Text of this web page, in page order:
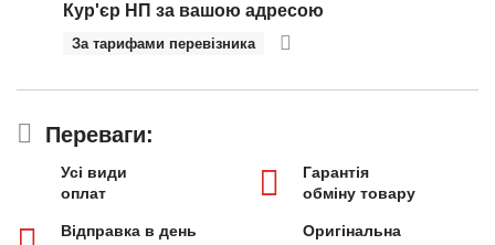
Кур'єр НП за вашою адресою
За тарифами перевізника
Переваги:
Усі види
оплат
Гарантія
обміну товару
Відправка в день
Оригінальна